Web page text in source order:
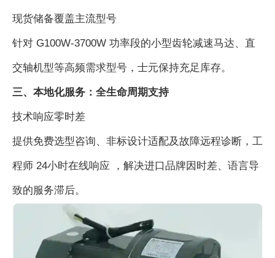
现货储备覆盖主流型号
针对 G100W-3700W 功率段的小型齿轮减速马达、直
交轴机型等高频需求型号，士元保持充足库存。
三、本地化服务：全生命周期支持
技术响应零时差
提供免费选型咨询、非标设计适配及故障远程诊断，工
程师 24小时在线响应 ，解决进口品牌因时差、语言导
致的服务滞后。